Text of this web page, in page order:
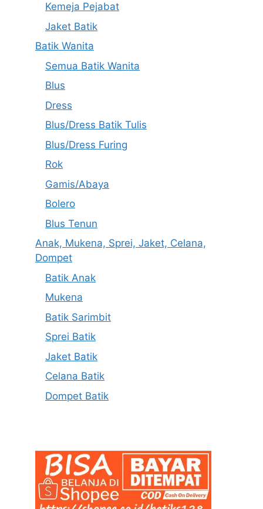
Kemeja Pejabat
Jaket Batik
Batik Wanita
Semua Batik Wanita
Blus
Dress
Blus/Dress Batik Tulis
Blus/Dress Furing
Rok
Gamis/Abaya
Bolero
Blus Tenun
Anak, Mukena, Sprei, Jaket, Celana,
Dompet
Batik Anak
Mukena
Batik Sarimbit
Sprei Batik
Jaket Batik
Celana Batik
Dompet Batik